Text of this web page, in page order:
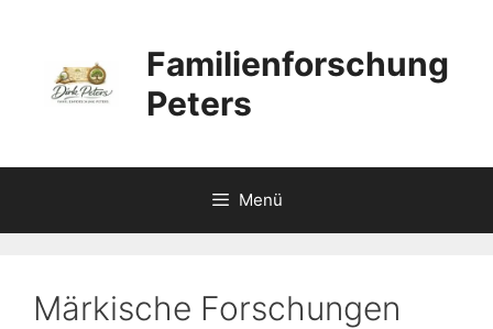
springen
Familienforschung
Peters
Menü
Märkische Forschungen